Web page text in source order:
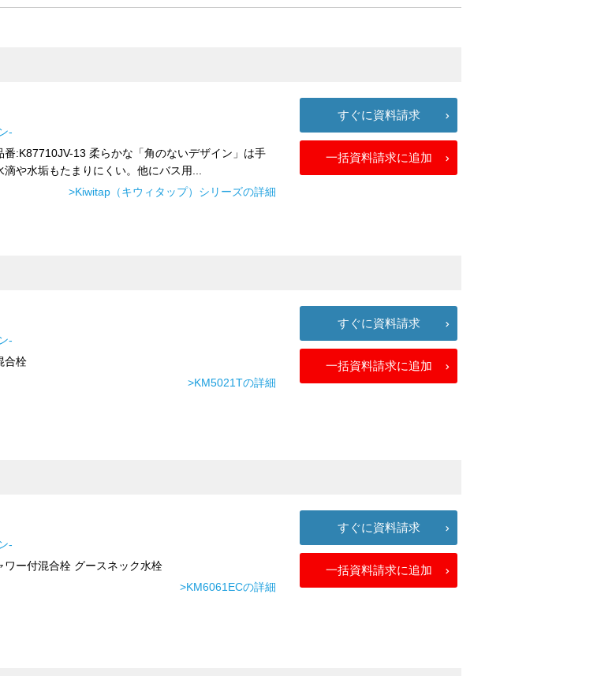
-
:K87710JV-13 柔らかな「角のないデザイン」は手
や水垢もたまりにくい。他にバス用...
>Kiwitap（キウィタップ）シリーズの詳細
すぐに資料請求
一括資料請求に追加
-
合栓
>KM5021Tの詳細
すぐに資料請求
一括資料請求に追加
-
ー付混合栓 グースネック水栓
>KM6061ECの詳細
すぐに資料請求
一括資料請求に追加